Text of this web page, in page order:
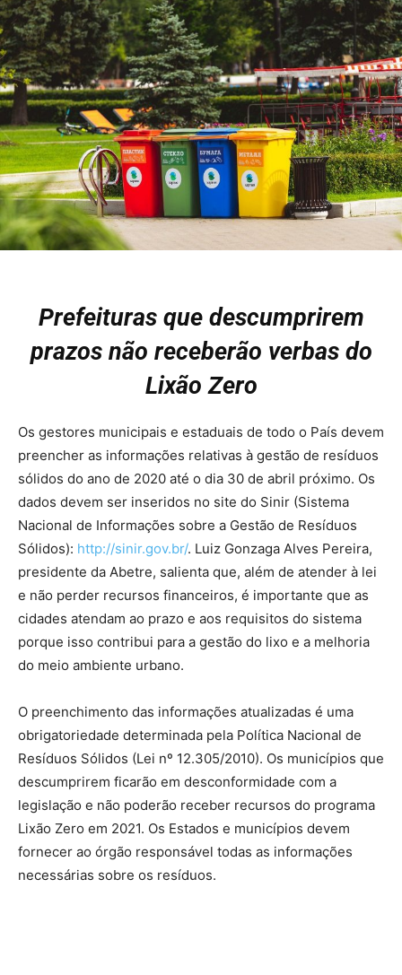
Prefeituras que descumprirem
prazos não receberão verbas do
Lixão Zero
Os gestores municipais e estaduais de todo o País devem
preencher as informações relativas à gestão de resíduos
sólidos do ano de 2020 até o dia 30 de abril próximo. Os
dados devem ser inseridos no site do Sinir (Sistema
Nacional de Informações sobre a Gestão de Resíduos
Sólidos): http://sinir.gov.br/. Luiz Gonzaga Alves Pereira,
presidente da Abetre, salienta que, além de atender à lei
e não perder recursos financeiros, é importante que as
cidades atendam ao prazo e aos requisitos do sistema
porque isso contribui para a gestão do lixo e a melhoria
do meio ambiente urbano.
O preenchimento das informações atualizadas é uma
obrigatoriedade determinada pela Política Nacional de
Resíduos Sólidos (Lei nº 12.305/2010). Os municípios que
descumprirem ficarão em desconformidade com a
legislação e não poderão receber recursos do programa
Lixão Zero em 2021. Os Estados e municípios devem
fornecer ao órgão responsável todas as informações
necessárias sobre os resíduos.